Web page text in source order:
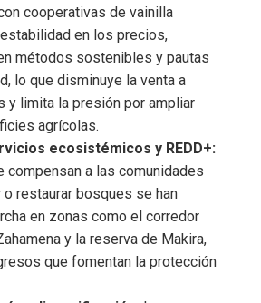
cooperativas de vainilla
en los precios,
métodos sostenibles y pautas
lo que disminuye la venta a
y limita la presión por ampliar
agrícolas.
ecosistémicos y REDD+:
compensan a las comunidades
restaurar bosques se han
en zonas como el corredor
y la reserva de Makira,
que fomentan la protección